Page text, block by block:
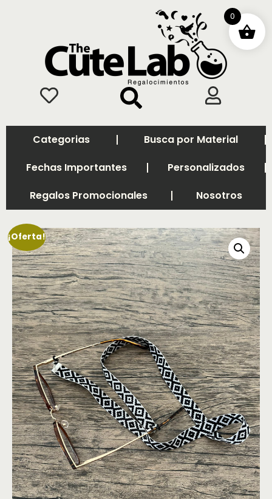
Categorias
Busca por Material
Fechas Importantes
Personalizados
Regalos Promocionales
Nosotros
¡Oferta!
0